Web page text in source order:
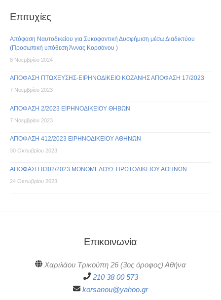
Επιτυχίες
Απόφαση Ναυτοδικείου για Συκοφαντική Δυσφήμιση μέσω Διαδικτύου
(Προσωπική υπόθεση Άννας Κορσάνου )
8 Νοεμβρίου 2024
ΑΠΟΦΑΣΗ ΠΤΩΧΕΥΣΗΣ-ΕΙΡΗΝΟΔΙΚΕΙΟ ΚΟΖΑΝΗΣ ΑΠΟΦΑΣΗ 17/2023
7 Νοεμβρίου 2023
ΑΠΟΦΑΣΗ 2/2023 ΕΙΡΗΝΟΔΙΚΕΙΟΥ ΘΗΒΩΝ
7 Νοεμβρίου 2023
ΑΠΟΦΑΣΗ 412/2023 ΕΙΡΗΝΟΔΙΚΕΙΟΥ ΑΘΗΝΩΝ
30 Οκτωβρίου 2023
ΑΠΟΦΑΣΗ 8302/2023 ΜΟΝΟΜΕΛΟΥΣ ΠΡΩΤΟΔΙΚΕΙΟΥ ΑΘΗΝΩΝ
24 Οκτωβρίου 2023
Επικοινωνία
Χαριλάου Τρικούπη 26 (3ος όροφος) Αθήνα
210 38 00 573
korsanou@yahoo.gr